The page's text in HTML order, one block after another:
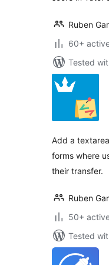
Ruben
60+
Tested
Add a
forms where
their transfer.
Ruben
50+
Tested